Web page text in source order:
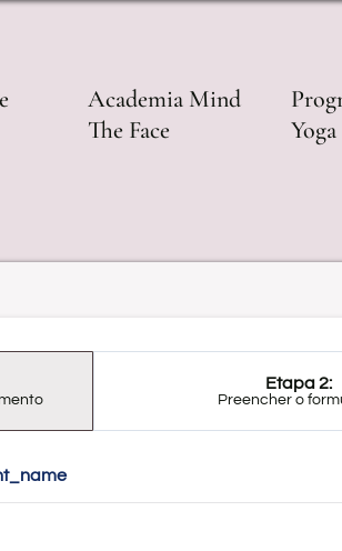
Academia Mind
The Face
Etapa 2:
Preencher o